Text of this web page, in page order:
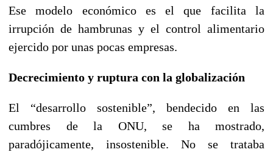
Ese modelo económico es el que facilita la
irrupción de hambrunas y el control alimentario
ejercido por unas pocas empresas.
Decrecimiento y ruptura con la globalización
El “desarrollo sostenible”, bendecido en las
cumbres de la ONU, se ha mostrado,
paradójicamente, insostenible. No se trataba